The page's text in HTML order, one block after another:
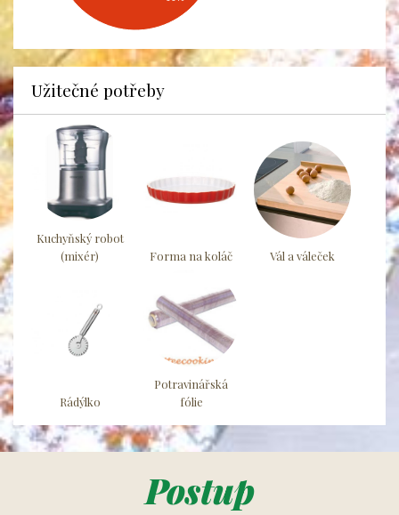
Užitečné potřeby
Kuchyňský robot
(mixér)
Forma na koláč Vál a váleček
Rádýlko
Potravinářská
fólie
Postup